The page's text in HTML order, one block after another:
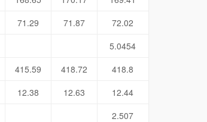
71.29 71.87
72.02
5.0454
415.59 418.72
418.8
12.38 12.63
12.44
2.507